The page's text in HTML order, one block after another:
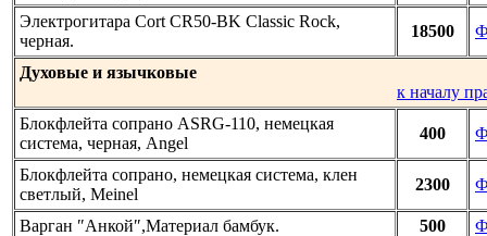
Электрогитара Cort CR50-BK Classic Rock,
черная.
18500
Духовые и язычковые
к началу
Блокфлейта сопрано ASRG-110, немецкая
система, черная, Angel
400
Блокфлейта сопрано, немецкая система, клен
светлый, Meinel
2300
Варган ″Анкой″,Материал бамбук. 500